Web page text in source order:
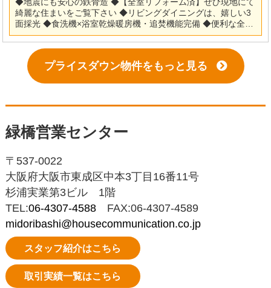
綺麗な住まいをご覧下さい ◆リビングダイニングは、嬉しい3
面採光 ◆食洗機×浴室乾燥暖房機・追焚機能完備 ◆便利な全居
室収納スペース付 ◆お車2台駐車可能です ◆前面道路は、交通
量も多くなく安心です 【リフォーム内容】 ◎システムキッチ
ン・ユニットバス・洗面化粧台・トイレ新調 ◎フローリング・
クロス・クッションフロア張替 ◎建具新調・ハウスクリーニン
グ他 ※当社ではネットで他社様が広告している物件も同時に紹
プライスダウン物件をもっと見る
緑橋営業センター
〒537-0022
大阪府大阪市東成区中本3丁目16番11号
杉浦実業第3ビル 1階
TEL:06-4307-4588FAX:06-4307-4589
midoribashi@housecommunication.co.jp
スタッフ紹介はこちら
取引実績一覧はこちら